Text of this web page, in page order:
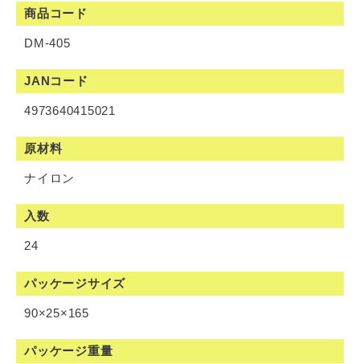
商品コード
DM-405
JANコード
4973640415021
原材料
ナイロン
入数
24
パッケージサイズ
90×25×165
パッケージ重量